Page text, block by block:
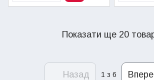
Показати ще 20
Назад 1 з 6